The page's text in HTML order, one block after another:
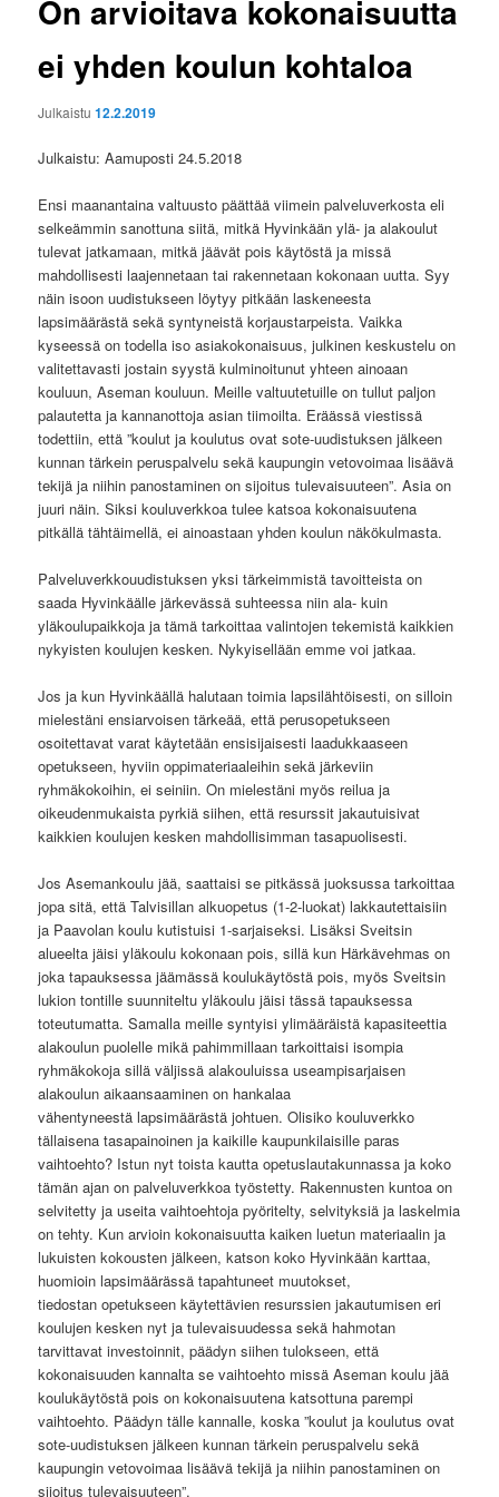
On arvioitava kokonaisuutta
ei yhden koulun kohtaloa
Julkaistu12.2.2019
Julkaistu: Aamuposti 24.5.2018
Ensi maanantaina valtuusto päättää viimein palveluverkosta eli
selkeämmin sanottuna siitä, mitkä Hyvinkään ylä- ja alakoulut
tulevat jatkamaan, mitkä jäävät pois käytöstä ja missä
mahdollisesti laajennetaan tai rakennetaan kokonaan uutta. Syy
näin isoon uudistukseen löytyy pitkään laskeneesta
lapsimäärästä sekä syntyneistä korjaustarpeista. Vaikka
kyseessä on todella iso asiakokonaisuus, julkinen keskustelu on
valitettavasti jostain syystä kulminoitunut yhteen ainoaan
kouluun, Aseman kouluun. Meille valtuutetuille on tullut paljon
palautetta ja kannanottoja asian tiimoilta. Eräässä viestissä
todettiin, että ”koulut ja koulutus ovat sote-uudistuksen jälkeen
kunnan tärkein peruspalvelu sekä kaupungin vetovoimaa lisäävä
tekijä ja niihin panostaminen on sijoitus tulevaisuuteen”. Asia on
juuri näin. Siksi kouluverkkoa tulee katsoa kokonaisuutena
pitkällä tähtäimellä, ei ainoastaan yhden koulun näkökulmasta.
Palveluverkkouudistuksen yksi tärkeimmistä tavoitteista on
saada Hyvinkäälle järkevässä suhteessa niin ala- kuin
yläkoulupaikkoja ja tämä tarkoittaa valintojen tekemistä kaikkien
nykyisten koulujen kesken. Nykyisellään emme voi jatkaa.
Jos ja kun Hyvinkäällä halutaan toimia lapsilähtöisesti, on silloin
mielestäni ensiarvoisen tärkeää, että perusopetukseen
osoitettavat varat käytetään ensisijaisesti laadukkaaseen
opetukseen, hyviin oppimateriaaleihin sekä järkeviin
ryhmäkokoihin, ei seiniin. On mielestäni myös reilua ja
oikeudenmukaista pyrkiä siihen, että resurssit jakautuisivat
kaikkien koulujen kesken mahdollisimman tasapuolisesti.
Jos Asemankoulu jää, saattaisi se pitkässä juoksussa tarkoittaa
jopa sitä, että Talvisillan alkuopetus (1-2-luokat) lakkautettaisiin
ja Paavolan koulu kutistuisi 1-sarjaiseksi. Lisäksi Sveitsin
alueelta jäisi yläkoulu kokonaan pois, sillä kun Härkävehmas on
joka tapauksessa jäämässä koulukäytöstä pois, myös Sveitsin
lukion tontille suunniteltu yläkoulu jäisi tässä tapauksessa
toteutumatta. Samalla meille syntyisi ylimääräistä kapasiteettia
alakoulun puolelle mikä pahimmillaan tarkoittaisi isompia
ryhmäkokoja sillä väljissä alakouluissa useampisarjaisen
alakoulun aikaansaaminen on hankalaa
vähentyneestä lapsimäärästä johtuen. Olisiko kouluverkko
tällaisena tasapainoinen ja kaikille kaupunkilaisille paras
vaihtoehto? Istun nyt toista kautta opetuslautakunnassa ja koko
tämän ajan on palveluverkkoa työstetty. Rakennusten kuntoa on
selvitetty ja useita vaihtoehtoja pyöritelty, selvityksiä ja laskelmia
on tehty. Kun arvioin kokonaisuutta kaiken luetun materiaalin ja
lukuisten kokousten jälkeen, katson koko Hyvinkään karttaa,
huomioin lapsimäärässä tapahtuneet muutokset,
tiedostan opetukseen käytettävien resurssien jakautumisen eri
koulujen kesken nyt ja tulevaisuudessa sekä hahmotan
tarvittavat investoinnit, päädyn siihen tulokseen, että
kokonaisuuden kannalta se vaihtoehto missä Aseman koulu jää
koulukäytöstä pois on kokonaisuutena katsottuna parempi
vaihtoehto. Päädyn tälle kannalle, koska ”koulut ja koulutus ovat
sote-uudistuksen jälkeen kunnan tärkein peruspalvelu sekä
kaupungin vetovoimaa lisäävä tekijä ja niihin panostaminen on
sijoitus tulevaisuuteen”.